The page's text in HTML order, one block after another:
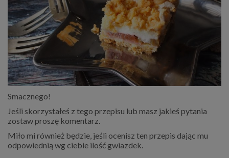
Smacznego!
Jeśli skorzystałeś z tego przepisu lub masz jakieś pytania
zostaw proszę komentarz.
Miło mi również będzie, jeśli ocenisz ten przepis dając mu
odpowiednią wg ciebie ilość gwiazdek.